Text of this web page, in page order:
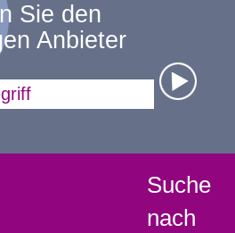
Sie den
Anbieter
Suche
nach